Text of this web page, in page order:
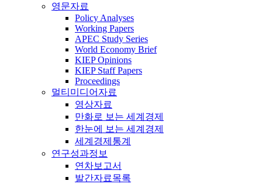
영문자료
Policy Analyses
Working Papers
APEC Study Series
World Economy Brief
KIEP Opinions
KIEP Staff Papers
Proceedings
멀티미디어자료
영상자료
만화로 보는 세계경제
한눈에 보는 세계경제
세계경제통계
연구성과정보
연차보고서
발간자료목록